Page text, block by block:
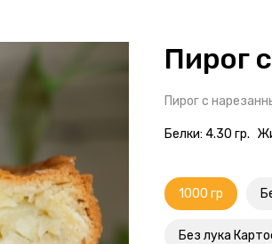
Пирог
Пирог с
Белки: 4.30 гр.
1000 гр
Без лука